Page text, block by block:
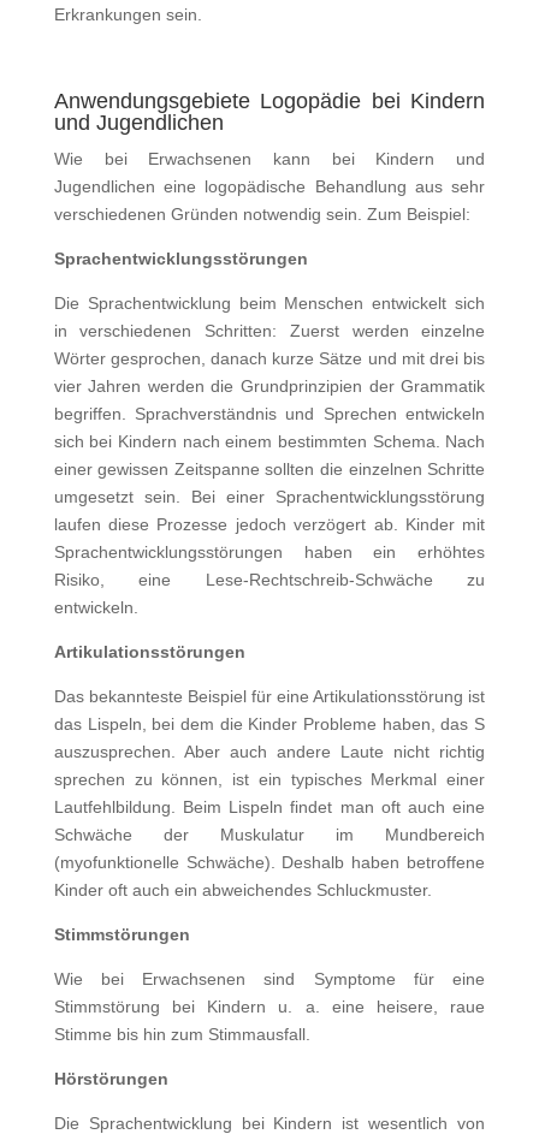
Erkrankungen sein.
Anwendungsgebiete Logopädie bei Kindern
und Jugendlichen
Wie bei Erwachsenen kann bei Kindern und
Jugendlichen eine logopädische Behandlung aus sehr
verschiedenen Gründen notwendig sein. Zum Beispiel:
Sprachentwicklungsstörungen
Die Sprachentwicklung beim Menschen entwickelt sich
in verschiedenen Schritten: Zuerst werden einzelne
Wörter gesprochen, danach kurze Sätze und mit drei bis
vier Jahren werden die Grundprinzipien der Grammatik
begriffen. Sprachverständnis und Sprechen entwickeln
sich bei Kindern nach einem bestimmten Schema. Nach
einer gewissen Zeitspanne sollten die einzelnen Schritte
umgesetzt sein. Bei einer Sprachentwicklungsstörung
laufen diese Prozesse jedoch verzögert ab. Kinder mit
Sprachentwicklungsstörungen haben ein erhöhtes
Risiko, eine Lese-Rechtschreib-Schwäche zu
entwickeln.
Artikulationsstörungen
Das bekannteste Beispiel für eine Artikulationsstörung ist
das Lispeln, bei dem die Kinder Probleme haben, das S
auszusprechen. Aber auch andere Laute nicht richtig
sprechen zu können, ist ein typisches Merkmal einer
Lautfehlbildung. Beim Lispeln findet man oft auch eine
Schwäche der Muskulatur im Mundbereich
(myofunktionelle Schwäche). Deshalb haben betroffene
Kinder oft auch ein abweichendes Schluckmuster.
Stimmstörungen
Wie bei Erwachsenen sind Symptome für eine
Stimmstörung bei Kindern u. a. eine heisere, raue
Stimme bis hin zum Stimmausfall.
Hörstörungen
Die Sprachentwicklung bei Kindern ist wesentlich von